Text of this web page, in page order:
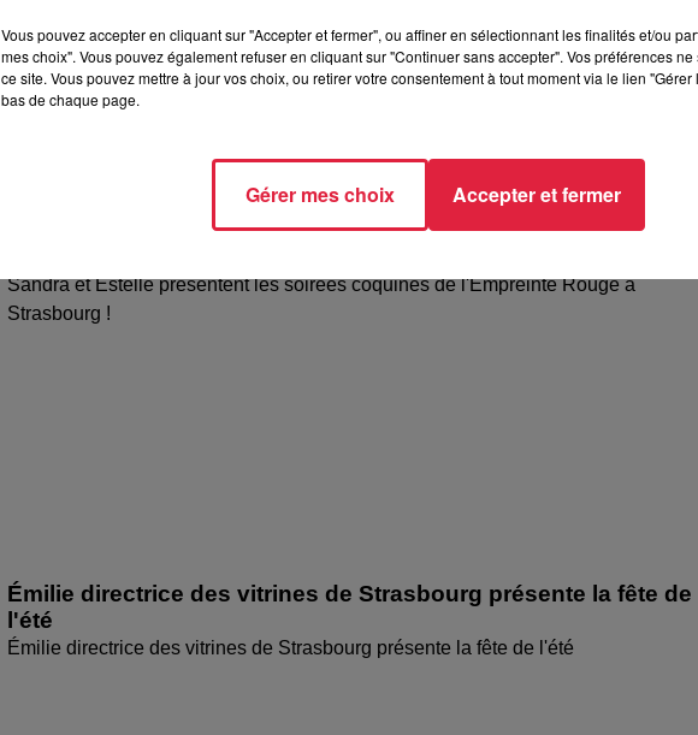
Sandra et Estelle présentent les soirées coquines de
Sandra et Estelle présentent les soirées coquines de l'Empreinte Rouge à
Strasbourg !
Émilie directrice des vitrines de Strasbourg présente la fête de
l'été
Émilie directrice des vitrines de Strasbourg présente la fête de l'été
Vous pouvez accepter en cliquant sur "Accepter et fermer", ou affiner en sélectionnant les finalités et/ou
mes choix". Vous pouvez également refuser en cliquant sur "Continuer sans accepter". Vos préférences
ce site. Vous pouvez mettre à jour vos choix, ou retirer votre consentement à tout moment via le lien
bas de chaque page.
Gérer mes choix Accepter et fermer